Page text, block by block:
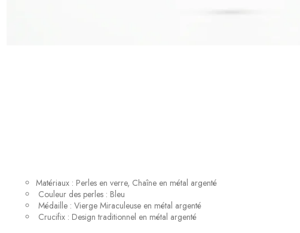
Matériaux : Perles en verre, Chaîne en métal argenté
Couleur des perles : Bleu
Médaille : Vierge Miraculeuse en métal argenté
Crucifix : Design traditionnel en métal argenté